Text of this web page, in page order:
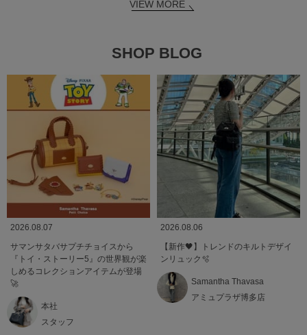
VIEW MORE
SHOP BLOG
2026.08.07
サマンサタバサプチチョイスから
『トイ・ストーリー5』の世界観が楽
しめるコレクションアイテムが登場
🚀
本社
スタッフ
2026.08.06
【新作🖤】トレンドのキルトデザイ
ンリュック🫧
Samantha Thavasa
アミュプラザ博多店